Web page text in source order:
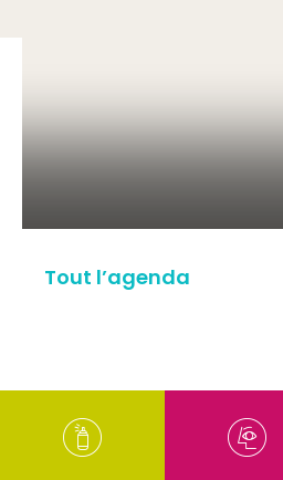
Tout l’agenda